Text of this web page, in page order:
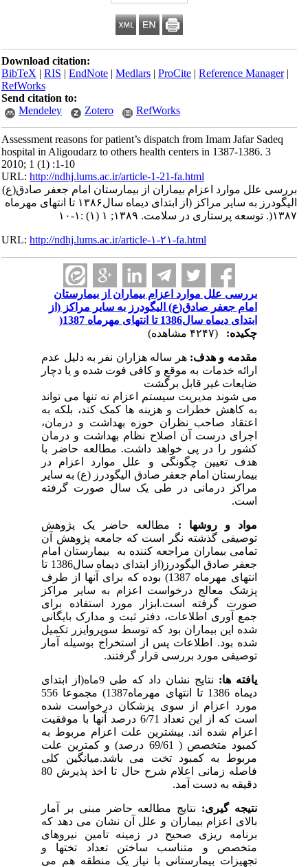
Download citation:
BibTeX|RIS|EndNote|Medlars|ProCite|Reference Manager
RefWorks
Send citation to:
Mendeley
Zotero RefWorks
Assessment reasons for patient’s dispatch from Imam Jafar Sadeq
hospital in Aligoudarz to others health centers in 1387-1386. 3
2010; 1 (1) :1-10
URL:http://ndhj.lums.ac.ir/article-1-21-fa.html
بررسی علل موارد اعزام بیماران از بیمارستان امام جعفر صادق(ع)
الیگودرز به سایر مراکز (از ابتدای دیماه سال۱۳۸۶ تا انتهای مهرماه
۱۳۸۷(. توسعه پرستاری در سلامت. ۱۳۸۹; ۱ (۱) :۱-۱۰
URL:http://ndhj.lums.ac.ir/article-۱-۲۱-fa.html
بررسی علل موارد اعزام بیماران از بیمارستان
امام جعفر صادق(ع) الیگودرز به سایر مراکز (از
ابتدای دیماه سال1386 تا انتهای مهرماه 1387(
چکیده:
مقدمه و هدف:هر ساله هزاران نفر به دلیل عدم
ارائه خدمات به موقع و کافی فوت شده و یا دچار
ضایعات غیر قابل برگشت
می شوند مدیریت سیستم اعزام نه تنها می تواند
به کاهش خطرات و هزینه ها کمک کند، بلکه به
اعتقاد صاحب نظران حوزه بهداشت و درمان،
اجرای درست آن اصلاح نظام بهداشت و درمان
کشور را در پی خواهد داشت. مطالعه حاضر با
هدف تعیین چگونگی و علل موارد اعزام در
بیمارستان امام جعفر صادق الیگودرز (ع) به سایر
مراکز درمانی در طی یک سال صورت گرفته
است.
مواد و روشها : مطالعه حاضر یک پژوهش
توصیفی گذشته نگر است که جامعه پژوهش آن
تمامی بیماران مراجعه کننده به بیمارستان امام
جعفر صادق الیگودرز(از ابتدای دیماه سال1386 تا
انتهای مهرماه 1387
(بوده که برای آنها از طرف
پزشک معالج درخواست اعزام به سایر مراکز
صورت گرفته است.ابزار مورد استفاده برای
جمع آوری اطلاعات، دفتر ثبت و مدارک بایگانی
شده این بیماران بود که توسط سوپروایزر تکمیل
شده بود. اطلاعات پس از استخراج بوسیله آمار
توصیفی مورد بررسی قرار گرفتند.
یافته ها:
نتایج نشان داد که طی 9ماه(از ابتدای
دیماه 1386 تا انتهای مهرماه1387) مجموعا 556
مورد اعزام از سوی پزشکان درخواست شده
است که از این تعداد 6/71 درصد آنها با موفقیت
اعزام شده اند. بیشترین علت اعزام مربوط به
کمبود متخصص ( 69/61 درصد) و کمترین علت
مربوط به کمبود تخت می باشد.میانگین کلی
فاصله زمانی اعلام شرح حال تا اخذ پذیرش 80
دقیقه به دست آمد.
نتیجه گیری:نتایج مطالعه حاضر مبنی بر آمار
بالای اعزام بیماران و علل آن نشان می دهد که
برنامه ریزی صحیح در زمینه تامین نیروهای
متخصص و متناسب ساختن تعداد تختها و
تجهیزات بیمارستانی با نیاز یک منطقه هم می